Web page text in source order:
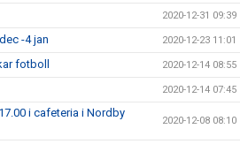
2020-12-31 09:39
-4 jan 2020-12-23 11:01
fotboll 2020-12-14 08:55
2020-12-14 07:45
i cafeteria i Nordby
2020-12-08 08:10